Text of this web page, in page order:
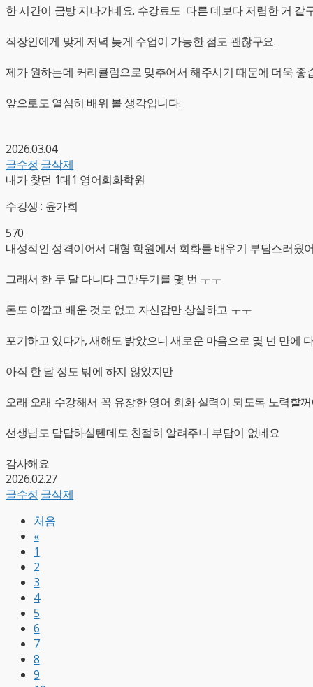
한 시간이 금방 지나가네요. 수강료도 다른 데보다 저렴한 거 같
직장인에게 맞게 저녁 늦게 수업이 가능한 점도 괜찮구요.
제가 원하는데 커리큘럼으로 맞추어서 해주시기 때문에 더욱 좋
앞으로도 열심히 배워 볼 생각입니다.
2026.03.04
글수정 글삭제
내가 찾던 1대1 영어회화학원
수강생 : 윤가희
570
내성적인 성격이어서 대형 학원에서 회화를 배우기 부담스러웠
그래서 한 두 달 다니다 그만두기를 몇 번 ㅜㅜ
돈도 아깝고 배운 것도 없고 자신감만 상실하고 ㅜㅜ
포기하고 있다가, 새해도 밝았으니 새로운 마음으로 몇 년 만에
아직 한 달 정도 밖에 하지 않았지만
오래 오래 수강해서 꼭 유창한 영어 회화 실력이 되도록 노력할
선생님도 답답하실텐데도 친절히 알려주니 부담이 없네요
감사해요
2026.02.27
글수정 글삭제
처음
«
1
2
3
4
5
6
7
8
9